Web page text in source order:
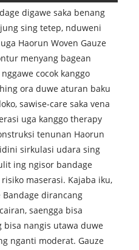
digawe saka benang
sing tetep, nduweni
Haorun Woven Gauze
menyang bagean
cocok kanggo
ora duwe aturan baku
sawise-care saka vena
uga kanggo therapy
tenunan Haorun
sirkulasi udara sing
ing ngisor bandage
maserasi. Kajaba iku,
Bandage dirancang
saengga bisa
bisa nangis utawa duwe
nganti moderat. Gauze